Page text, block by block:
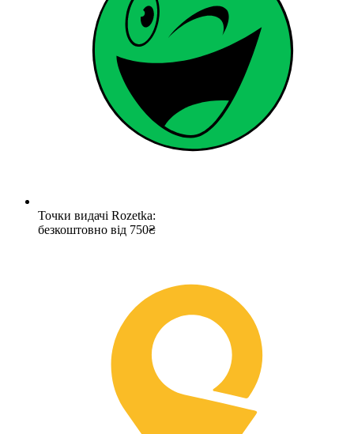
Точки видачі Rozetka:
безкоштовно від 750₴